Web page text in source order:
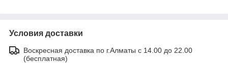
Условия доставки
Воскресная доставка по г.Алматы с 14.00 до 22.00
(бесплатная)